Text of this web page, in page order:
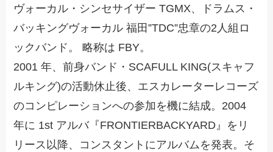
ヴォーカル・シンセサイザー TGMX、ドラムス・
バッキングヴォーカル 福田”TDC”忠章の2人組ロ
ックバンド。 略称は FBY。
2001 年、前身バンド・SCAFULL KING(スキャフ
ルキング)の活動休止後、エスカレーターレコーズ
のコンピレーションへの参加を機に結成。2004
年に 1st アルバ『FRONTIERBACKYARD』をリ
リース以降、コンスタントにアルバムを発表。そ